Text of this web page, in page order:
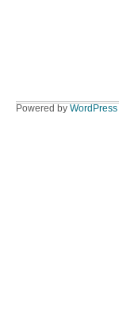
Powered by WordPress